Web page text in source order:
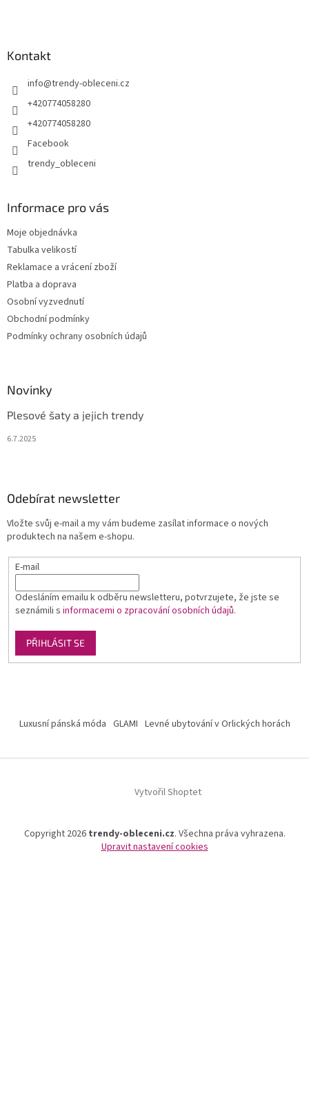
Kontakt
info@trendy-obleceni.cz
+420774058280
+420774058280
Facebook
trendy_obleceni
Informace pro vás
Moje objednávka
Tabulka velikostí
Reklamace a vrácení zboží
Platba a doprava
Osobní vyzvednutí
Obchodní podmínky
Podmínky ochrany osobních údajů
Novinky
Plesové šaty a jejich trendy
6.7.2025
Odebírat newsletter
Vložte svůj e-mail a my vám budeme zasílat informace o nových
produktech na našem e-shopu.
E-mail
Odesláním emailu k odběru newsletteru, potvrzujete, že jste se
seznámili s informacemi o zpracování osobních údajů.
PŘIHLÁSIT SE
Luxusní pánská móda GLAMI Levné ubytování v Orlických horách
Vytvořil Shoptet
Copyright 2026 trendy-obleceni.cz. Všechna práva vyhrazena.
Upravit nastavení cookies